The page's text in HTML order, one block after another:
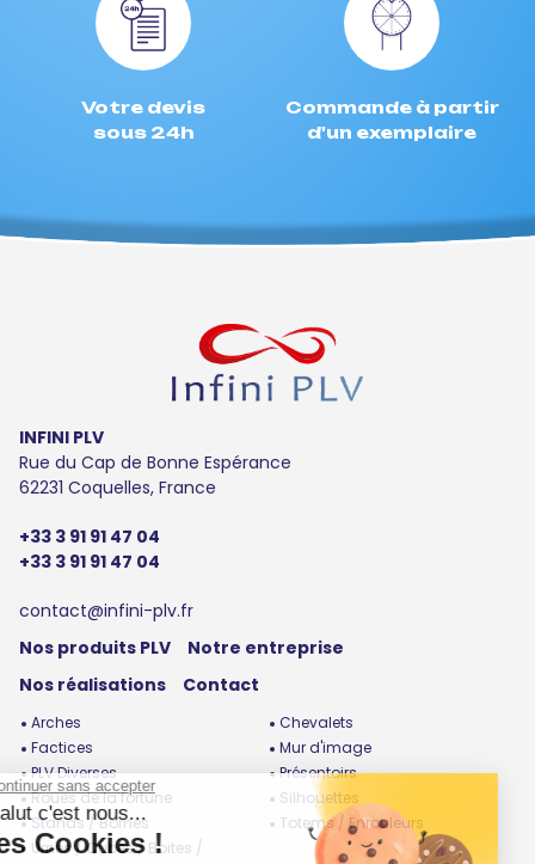
Votre devis
sous 24h
Commande à partir
d'un exemplaire
INFINI PLV
Rue du Cap de Bonne Espérance
62231 Coquelles, France
+33 3 91 91 47 04
+33 3 91 91 47 04
contact@infini-plv.fr
Nos produits PLV
Notre entreprise
Nos réalisations
Contact
Arches
Chevalets
Factices
Mur d'image
PLV Diverses
Présentoirs
Roues de la fortune
Silhouettes
Stands / Bornes
Totems / Enrouleurs
Urnes / Cubes / Boites /